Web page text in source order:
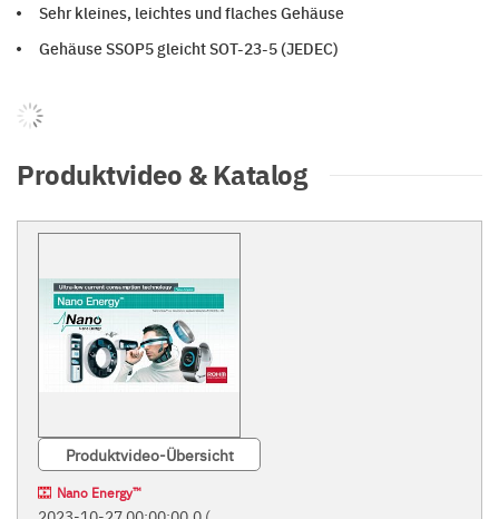
Sehr kleines, leichtes und flaches Gehäuse
Gehäuse SSOP5 gleicht SOT-23-5 (JEDEC)
Produktvideo & Katalog
Produktvideo-Übersicht
Nano Energy™